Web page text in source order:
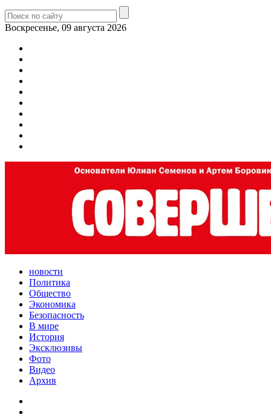
Воскресенье, 09 августа 2026
новости
Политика
Общество
Экономика
Безопасность
В мире
История
Эксклюзивы
Фото
Видео
Архив